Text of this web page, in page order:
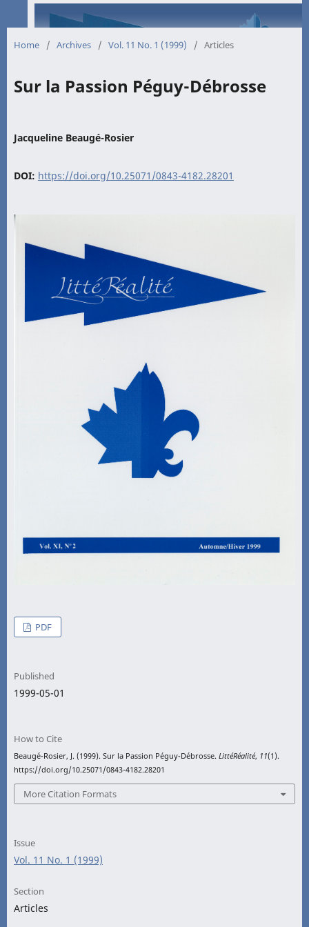
Home / Archives / Vol. 11 No. 1 (1999) / Articles
Sur la Passion Péguy-Débrosse
Jacqueline Beaugé-Rosier
DOI: https://doi.org/10.25071/0843-4182.28201
PDF
Published
1999-05-01
How to Cite
Beaugé-Rosier, J. (1999). Sur la Passion Péguy-Débrosse. LittéRéalité, 11(1).
https://doi.org/10.25071/0843-4182.28201
More Citation Formats
Issue
Vol. 11 No. 1 (1999)
Section
Articles